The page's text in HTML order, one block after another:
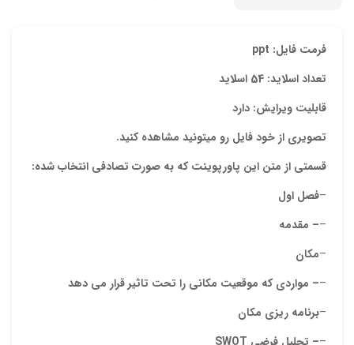
فرمت فایل: ppt
تعداد اسلاید: 54 اسلاید
قابلیت ویرایش: دارد
تصویری از خود فایل رو میتونید مشاهده کنید.
قسمتی از متن این پاورپوینت که به صورت تصادفی انتخاب شده:
–فصل اول
–– مقدمه
–مکان
–– مواردی که موقعیت مکانی را تحت تاثیر قرار می دهد
–برنامه ریزی مکان